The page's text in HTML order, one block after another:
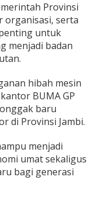
Provinsi
organisasi, serta
untuk
menjadi badan
hibah mesin
BUMA GP
baru
di Provinsi Jambi.
menjadi
umat sekaligus
bagi generasi